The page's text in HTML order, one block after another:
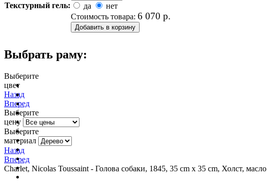
Текстурный гель:
да
нет
Стоимость товара: 6 070 р.
Выбрать раму:
Выберите
цвет
Назад
Вперед
Выберите
цену
Выберите
материал
Назад
Вперед
Charlet, Nicolas Toussaint - Голова собаки, 1845, 35 cm х 35 cm, Холст, масло